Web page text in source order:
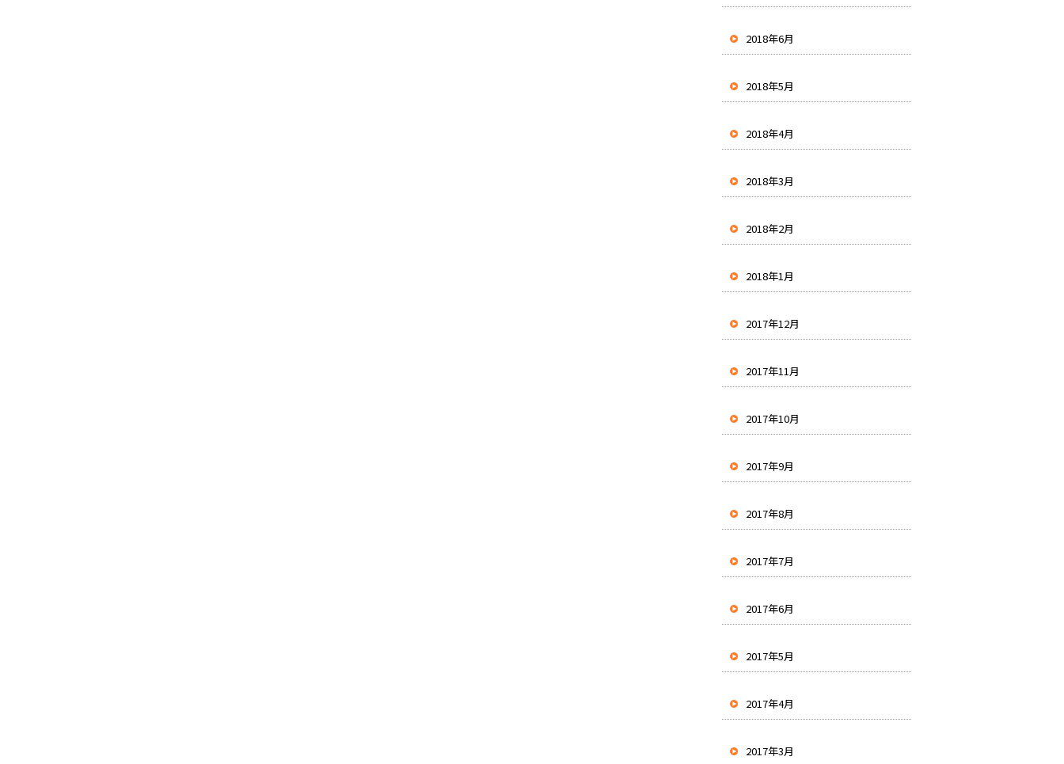
2018年6月
2018年5月
2018年4月
2018年3月
2018年2月
2018年1月
2017年12月
2017年11月
2017年10月
2017年9月
2017年8月
2017年7月
2017年6月
2017年5月
2017年4月
2017年3月